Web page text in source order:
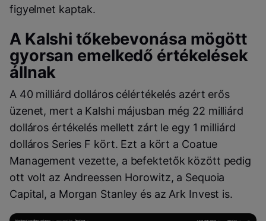
figyelmet kaptak.
A Kalshi tőkebevonása mögött
gyorsan emelkedő értékelések
állnak
A 40 milliárd dolláros célértékelés azért erős
üzenet, mert a Kalshi májusban még 22 milliárd
dolláros értékelés mellett zárt le egy 1 milliárd
dolláros Series F kört. Ezt a kört a Coatue
Management vezette, a befektetők között pedig
ott volt az Andreessen Horowitz, a Sequoia
Capital, a Morgan Stanley és az Ark Invest is.